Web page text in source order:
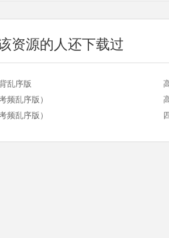
资源的人还下载过
乱序版
频乱序版）
频乱序版）